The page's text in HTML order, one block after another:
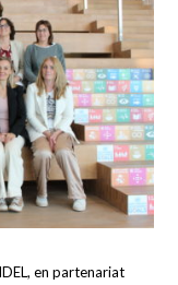
en partenariat